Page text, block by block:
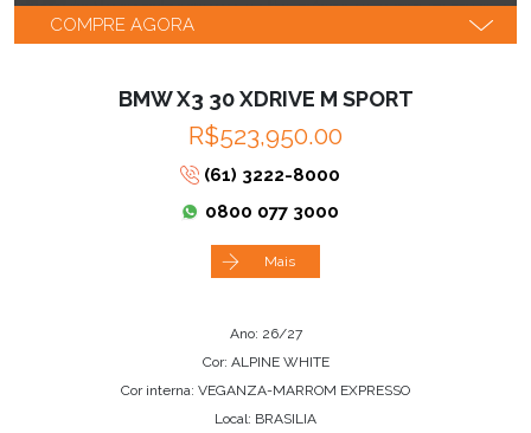
COMPRE AGORA
BMW X3 30 XDRIVE M SPORT
R$523,950.00
(61) 3222-8000
0800 077 3000
Mais
Ano: 26/27
Cor: ALPINE WHITE
Cor interna: VEGANZA-MARROM EXPRESSO
Local: BRASILIA